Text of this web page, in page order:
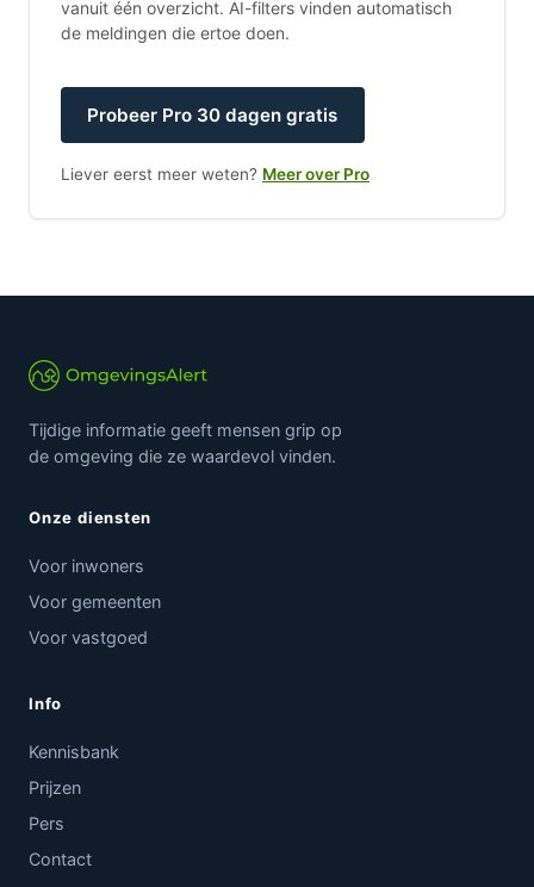
vanuit één overzicht. AI-filters vinden automatisch
de meldingen die ertoe doen.
Probeer Pro 30 dagen gratis
Liever eerst meer weten? Meer over Pro
Tijdige informatie geeft mensen grip op
de omgeving die ze waardevol vinden.
Onze diensten
Voor inwoners
Voor gemeenten
Voor vastgoed
Info
Kennisbank
Prijzen
Pers
Contact